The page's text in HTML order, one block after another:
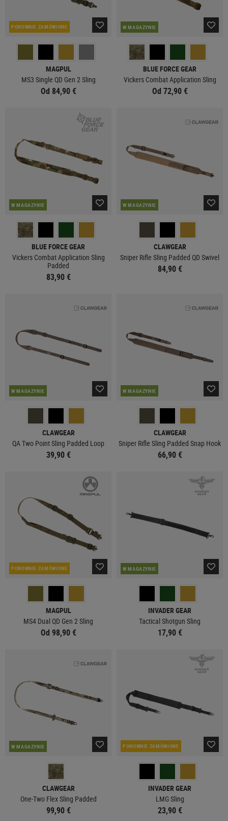
PONOWNIE ZAMÓWIONE
MAGPUL
MS3 Single QD Gen 2 Sling
Od 84,90 €
W MAGAZYNIE
BLUE FORCE GEAR
Vickers Combat Application Sling
Od 72,90 €
W MAGAZYNIE
BLUE FORCE GEAR
Vickers Combat Application Sling
Padded
83,90 €
W MAGAZYNIE
CLAWGEAR
Sniper Rifle Sling Padded QD Swivel
84,90 €
W MAGAZYNIE
CLAWGEAR
QA Two Point Sling Padded Loop
39,90 €
W MAGAZYNIE
CLAWGEAR
Sniper Rifle Sling Padded Snap Hook
66,90 €
PONOWNIE ZAMÓWIONE
MAGPUL
MS4 Dual QD Gen 2 Sling
Od 98,90 €
W MAGAZYNIE
INVADER GEAR
Tactical Shotgun Sling
17,90 €
W MAGAZYNIE
CLAWGEAR
One-Two Flex Sling Padded
99,90 €
PONOWNIE ZAMÓWIONE
INVADER GEAR
LMG Sling
23,90 €